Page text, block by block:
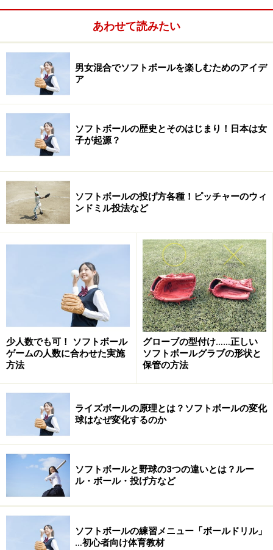
式に決定しています。
＜世界大会＞
男子の世界大会には「男子世界選手権」、「男子ファス
トピッチ世界選手権」、「U-19世界男子ソフトボール選
手権大会」、「パシフィック男子ソフトボール国際大
会」などがあり、女子の世界大会には「女子世界選手
権」、「ワールドカップ」、「ジャパンカップ国際女子
ソフトボール大会」、「世界大学ソフトボール選手権大
会」、「U-19世界女子ソフトボール選手権大会」などが
あります。
日本におけるトップリーグ
「日本ソフトボールリーグ」は、日本ソフトボール協会
が主催するソフトボールのリーグ戦であり男女別に行わ
れています。女子リーグにおいては、日本ソフトボール
協会と日本女子ソフトボールリーグ機構の主催で行われ
ます。ここではリーグを男女別に見てみたいと思いま
あわせて読みたい
男女混合でソフトボールを楽しむためのアイデ
ア
ソフトボールの歴史とそのはじまり！日本は女
子が起源？
ソフトボールの投げ方各種！ピッチャーのウィ
ンドミル投法など
少人数でも可！ ソフトボール
ゲームの人数に合わせた実施
方法
グローブの型付け……正しい
ソフトボールグラブの形状と
保管の方法
ライズボールの原理とは？ソフトボールの変化
球はなぜ変化するのか
ソフトボールと野球の3つの違いとは？ルー
ル・ボール・投げ方など
ソフトボールの練習メニュー「ボールドリル」
…初心者向け体育教材